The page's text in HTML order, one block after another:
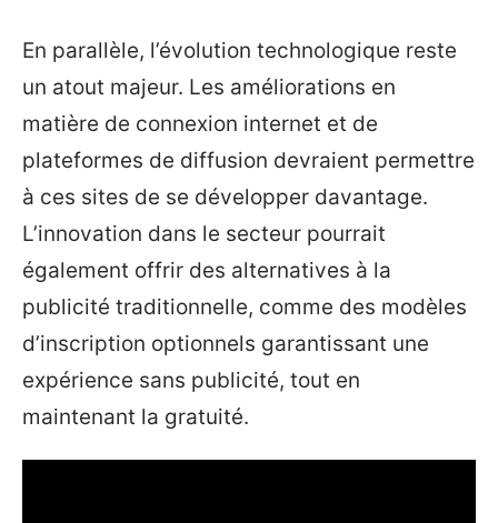
En parallèle, l’évolution technologique reste
un atout majeur. Les améliorations en
matière de connexion internet et de
plateformes de diffusion devraient permettre
à ces sites de se développer davantage.
L’innovation dans le secteur pourrait
également offrir des alternatives à la
publicité traditionnelle, comme des modèles
d’inscription optionnels garantissant une
expérience sans publicité, tout en
maintenant la gratuité.